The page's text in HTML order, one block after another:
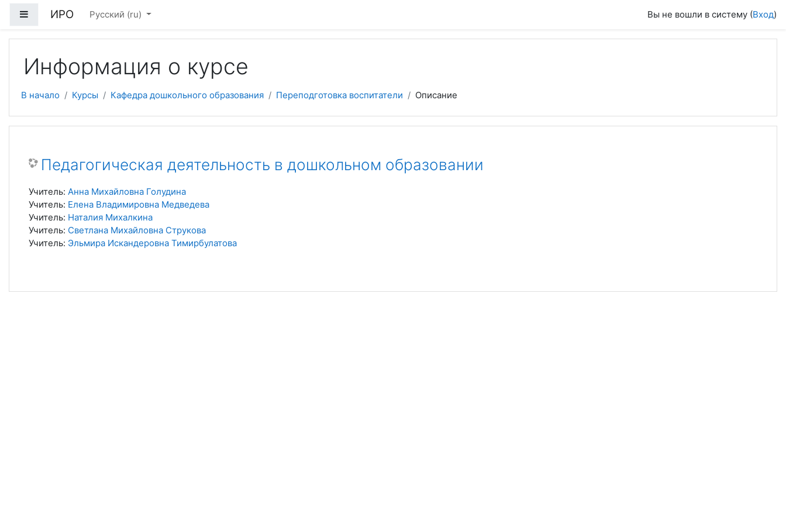
Боковая панель
ИРО Русский ‎(ru)‎ Вы не вошли в систему (Вход)
Информация о курсе
В начало Курсы Кафедра дошкольного образования Переподготовка воспитатели Описание
Педагогическая деятельность в дошкольном образовании
Учитель: Анна Михайловна Голудина
Учитель: Елена Владимировна Медведева
Учитель: Наталия Михалкина
Учитель: Светлана Михайловна Струкова
Учитель: Эльмира Искандеровна Тимирбулатова